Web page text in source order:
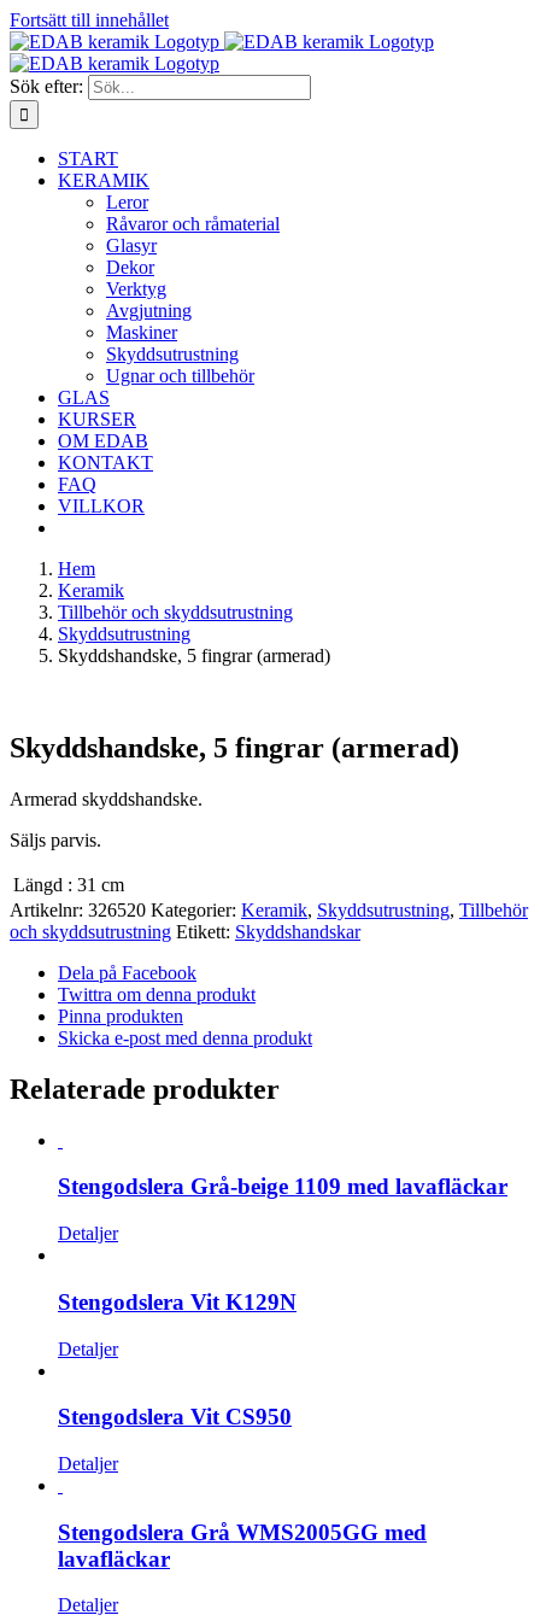
Fortsätt till innehållet
Sök efter:
START
KERAMIK
Leror
Råvaror och råmaterial
Glasyr
Dekor
Verktyg
Avgjutning
Maskiner
Skyddsutrustning
Ugnar och tillbehör
GLAS
KURSER
OM EDAB
KONTAKT
FAQ
VILLKOR
Hem
Keramik
Tillbehör och skyddsutrustning
Skyddsutrustning
Skyddshandske, 5 fingrar (armerad)
Skyddshandske, 5 fingrar (armerad)
Armerad skyddshandske.
Säljs parvis.
Längd : 31 cm
Artikelnr: 326520 Kategorier: Keramik, Skyddsutrustning, Tillbehör
och skyddsutrustning Etikett: Skyddshandskar
Dela på Facebook
Twittra om denna produkt
Pinna produkten
Skicka e-post med denna produkt
Relaterade produkter
Stengodslera Grå-beige 1109 med lavafläckar
Detaljer
Stengodslera Vit K129N
Detaljer
Stengodslera Vit CS950
Detaljer
Stengodslera Grå WMS2005GG med
lavafläckar
Detaljer